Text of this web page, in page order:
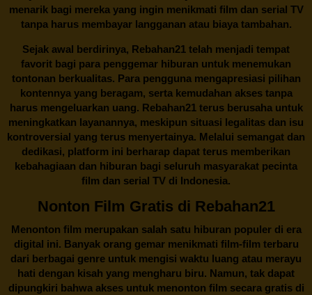
menarik bagi mereka yang ingin menikmati film dan serial TV
tanpa harus membayar langganan atau biaya tambahan.
Sejak awal berdirinya, Rebahan21 telah menjadi tempat
favorit bagi para penggemar hiburan untuk menemukan
tontonan berkualitas. Para pengguna mengapresiasi pilihan
kontennya yang beragam, serta kemudahan akses tanpa
harus mengeluarkan uang. Rebahan21terus berusaha untuk
meningkatkan layanannya, meskipun situasi legalitas dan isu
kontroversial yang terus menyertainya. Melalui semangat dan
dedikasi, platform ini berharap dapat terus memberikan
kebahagiaan dan hiburan bagi seluruh masyarakat pecinta
film dan serial TV di Indonesia.
Nonton Film Gratis di Rebahan21
Menonton film merupakan salah satu hiburan populer di era
digital ini. Banyak orang gemar menikmati film-film terbaru
dari berbagai genre untuk mengisi waktu luang atau merayu
hati dengan kisah yang mengharu biru. Namun, tak dapat
dipungkiri bahwa akses untuk menonton film secara gratis di